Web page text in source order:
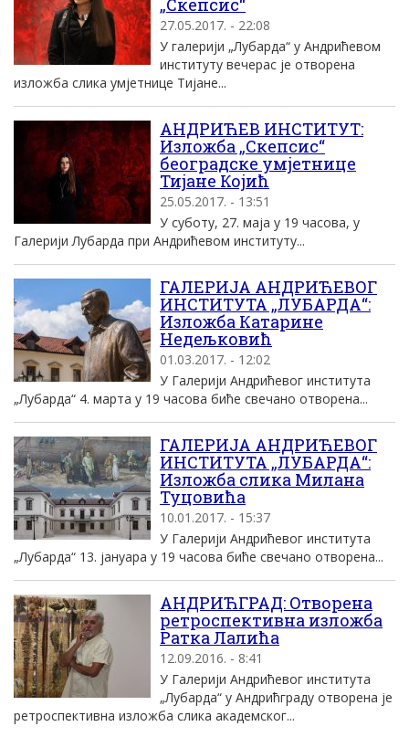
„Скепсис“
27.05.2017. - 22:08
У галерији „Лубарда“ у Андрићевом
институту вечерас је отворена
изложба слика умјетнице Тијане...
АНДРИЋЕВ ИНСТИТУТ:
Изложба „Скепсис“
београдске умјетнице
Тијане Којић
25.05.2017. - 13:51
У суботу, 27. маја у 19 часова, у
Галерији Лубарда при Андрићевом институту...
ГАЛЕРИЈА АНДРИЋЕВОГ
ИНСТИТУТА „ЛУБАРДА“:
Изложба Катарине
Недељковић
01.03.2017. - 12:02
У Галерији Андрићевог института
„Лубарда“ 4. марта у 19 часова биће свечано отворена...
ГАЛЕРИЈА АНДРИЋЕВОГ
ИНСТИТУТА „ЛУБАРДА“:
Изложба слика Милана
Туцовића
10.01.2017. - 15:37
У Галерији Андрићевог института
„Лубарда“ 13. јануара у 19 часова биће свечано отворена...
АНДРИЋГРАД: Отворена
ретроспективна изложба
Ратка Лалића
12.09.2016. - 8:41
У Галерији Андрићевог института
„Лубарда“ у Андрићграду отворена је
ретроспективна изложба слика академског...